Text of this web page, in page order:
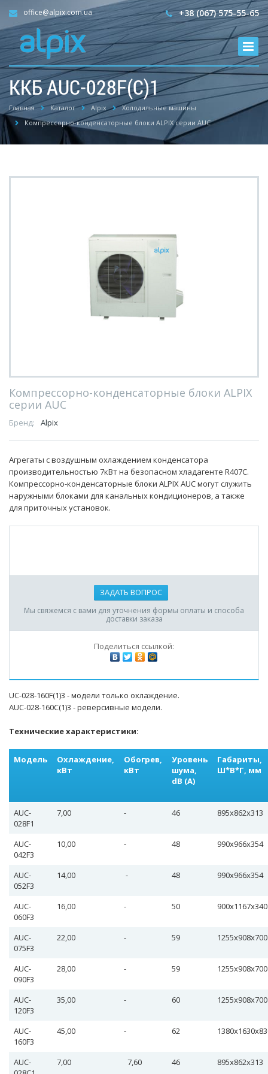
+38 (067) 575-55-65
office@alpix.com.ua
ККБ AUC-028F(С)1
Главная Каталог Alpix
Холодильные машины
Компрессорно-конденсаторные блоки ALPIX серии AUC
Компрессорно-конденсаторные блоки ALPIX
серии AUC
Бренд: Alpix
Агрегаты с воздушным охлаждением конденсатора
производительностью 7кВт на безопасном хладагенте R407С.
Компрессорно-конденсаторные блоки ALPIX AUC могут служить
наружными блоками для канальных кондиционеров, а также
для приточных установок.
ЗАДАТЬ ВОПРОС
Мы свяжемся с вами для уточнения формы оплаты и способа
доставки заказа
Поделиться ссылкой:
UC-028-160F(1)3 - модели только охлаждение.
AUC-028-160С(1)3 - реверсивные модели.
Технические характеристики:
Модель
Охлаждение,
кВт
Обогрев,
кВт
Уровень
шума,
dB (A)
Габариты,
Ш*В*Г, мм
AUC-
028F1
7,00 - 46 895х862х313
AUC-
042F3
10,00 - 48 990х966х354
AUC-
052F3
14,00 - 48 990х966х354
AUC-
060F3
16,00 - 50 900х1167х340
AUC-
075F3
22,00 - 59 1255х908х700
AUC-
090F3
28,00 - 59 1255х908х700
AUC-
120F3
35,00 - 60 1255х908х700
AUC-
160F3
45,00 - 62
AUC-
7,00 7,60 46 895х862х313